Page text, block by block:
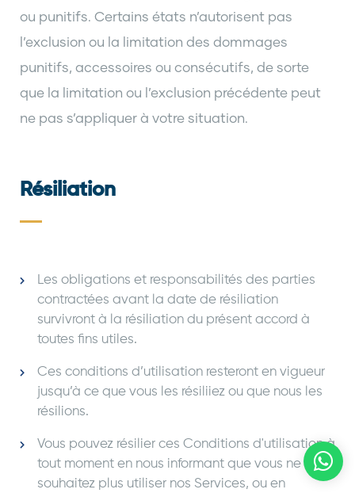
ou punitifs. Certains états n’autorisent pas
l’exclusion ou la limitation des dommages
punitifs, accessoires ou consécutifs, de sorte
que la limitation ou l’exclusion précédente peut
ne pas s’appliquer à votre situation.
Résiliation
Les obligations et responsabilités des parties
contractées avant la date de résiliation
survivront à la résiliation du présent accord à
toutes fins utiles.
Ces conditions d’utilisation resteront en vigueur
jusqu’à ce que vous les résiliiez ou que nous les
résilions.
Vous pouvez résilier ces Conditions d'utilisation à
tout moment en nous informant que vous ne
souhaitez plus utiliser nos Services, ou en